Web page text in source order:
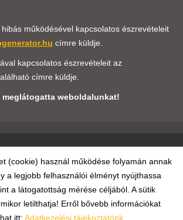
működésével kapcsolatos észrevételeit
címre küldje.
kapcsolatos észrevételeit az
címre küldje.
weboldalunkat!
2026 - Minden jog fenntartva
Adatkezelési tájékoztató ÁSZF
Elállási nyilatkozat
(cookie) használ működése folyamán annak
a legjobb felhasználói élményt nyújthassa
a látogatottság mérése céljából. A sütik
letilthatja! Erről bővebb információkat
itt: Adatkezelési tájékoztatónk